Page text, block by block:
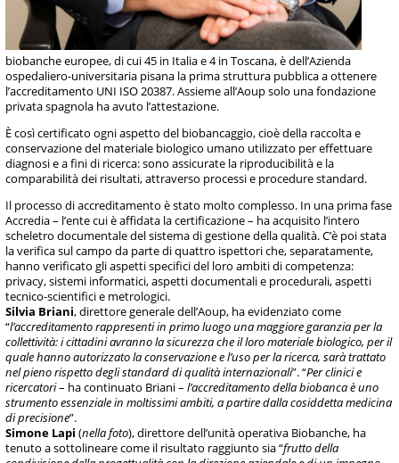
biobanche europee, di cui 45 in Italia e 4 in Toscana, è dell’Azienda
ospedaliero-universitaria pisana la prima struttura pubblica a ottenere
l’accreditamento UNI ISO 20387. Assieme all’Aoup solo una fondazione
privata spagnola ha avuto l’attestazione.
È così certificato ogni aspetto del biobancaggio, cioè della raccolta e
conservazione del materiale biologico umano utilizzato per effettuare
diagnosi e a fini di ricerca: sono assicurate la riproducibilità e la
comparabilità dei risultati, attraverso processi e procedure standard.
Il processo di accreditamento è stato molto complesso. In una prima fase
Accredia – l’ente cui è affidata la certificazione – ha acquisito l’intero
scheletro documentale del sistema di gestione della qualità. C’è poi stata
la verifica sul campo da parte di quattro ispettori che, separatamente,
hanno verificato gli aspetti specifici del loro ambiti di competenza:
privacy, sistemi informatici, aspetti documentali e procedurali, aspetti
tecnico-scientifici e metrologici.
Silvia Briani, direttore generale dell’Aoup, ha evidenziato come
“l’accreditamento rappresenti in primo luogo una maggiore garanzia per la
collettività: i cittadini avranno la sicurezza che il loro materiale biologico, per il
quale hanno autorizzato la conservazione e l’uso per la ricerca, sarà trattato
nel pieno rispetto degli standard di qualità internazionali”. “Per clinici e
ricercatori– ha continuato Briani –l’accreditamento della biobanca è uno
strumento essenziale in moltissimi ambiti, a partire dalla cosiddetta medicina
di precisione”.
Simone Lapi(nella foto), direttore dell’unità operativa Biobanche, ha
tenuto a sottolineare come il risultato raggiunto sia “frutto della